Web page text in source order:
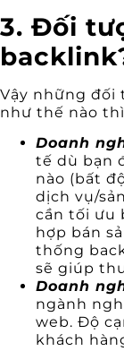
3. Đối
Vậy những đối
như thế nào
Doanh
tế dù bạn
nào (bất
dịch vụ/
cần tối ưu
hợp bán
thống
sẽ giúp
Doanh
ngành
web. Độ
khách